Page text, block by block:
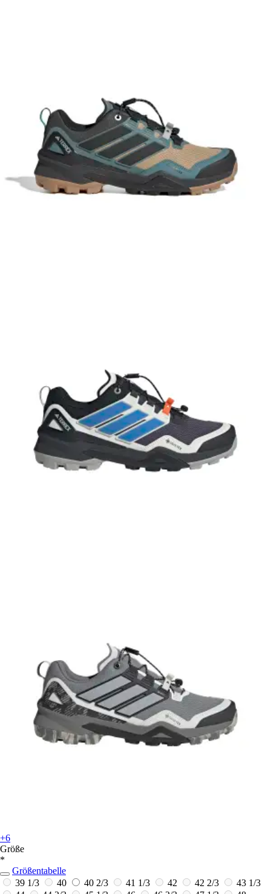
+6
Größe
*
Größentabelle
39 1/3
40 40 2/3 41 1/3 42 42 2/3
43 1/3